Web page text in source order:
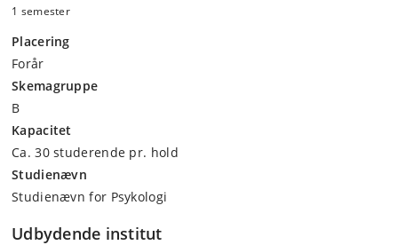
1 semester
Placering
Forår
Skemagruppe
B
Kapacitet
Ca. 30 studerende pr. hold
Studienævn
Studienævn for Psykologi
Udbydende institut